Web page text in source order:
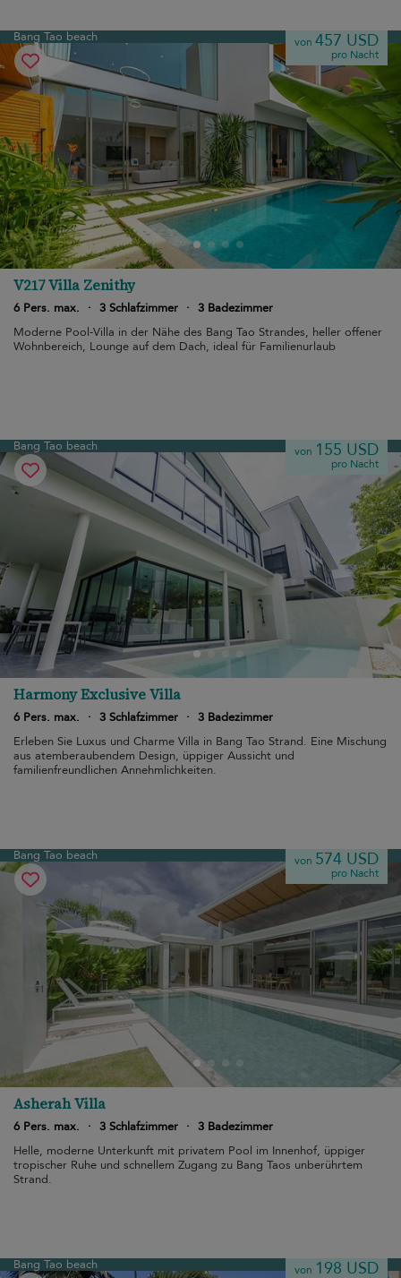
Bang Tao beach von 457 USD
pro Nacht
V217 Villa Zenithy
6 Pers. max. · 3 Schlafzimmer · 3 Badezimmer
Moderne Pool-Villa in der Nähe des Bang Tao Strandes, heller offener
Wohnbereich, Lounge auf dem Dach, ideal für Familienurlaub
Bang Tao beach von 155 USD
pro Nacht
Harmony Exclusive Villa
6 Pers. max. · 3 Schlafzimmer · 3 Badezimmer
Erleben Sie Luxus und Charme Villa in Bang Tao Strand. Eine Mischung
aus atemberaubendem Design, üppiger Aussicht und
familienfreundlichen Annehmlichkeiten.
Bang Tao beach von 574 USD
pro Nacht
Asherah Villa
6 Pers. max. · 3 Schlafzimmer · 3 Badezimmer
Helle, moderne Unterkunft mit privatem Pool im Innenhof, üppiger
tropischer Ruhe und schnellem Zugang zu Bang Taos unberührtem
Strand.
Bang Tao beach von 198 USD